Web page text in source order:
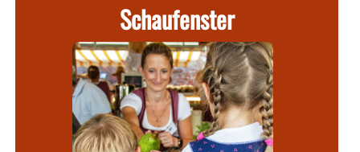
Schaufenster